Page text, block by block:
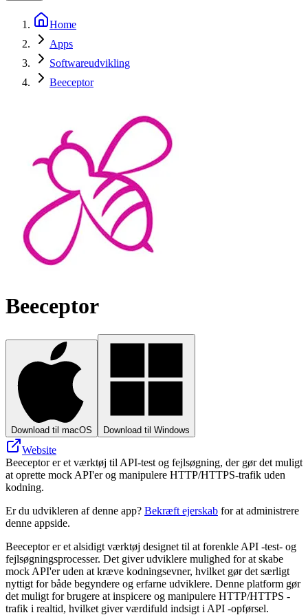
Home
Apps
Softwareudvikling
Beeceptor
Beeceptor
Download til macOS Download til Windows
Website
Beeceptor er et værktøj til API-test og fejlsøgning, der gør det muligt
at oprette mock API'er og manipulere HTTP/HTTPS-trafik uden
kodning.
Er du udvikleren af denne app? Bekræft ejerskab for at administrere
denne appside.
Beeceptor er et alsidigt værktøj designet til at forenkle API -test- og
fejlsøgningsprocesser. Det giver udviklere mulighed for at skabe
mock API'er uden at kræve kodningsevner, hvilket gør det særligt
nyttigt for både begyndere og erfarne udviklere. Denne platform gør
det muligt for brugere at inspicere og manipulere HTTP/HTTPS -
trafik i realtid, hvilket giver værdifuld indsigt i API -opførsel.